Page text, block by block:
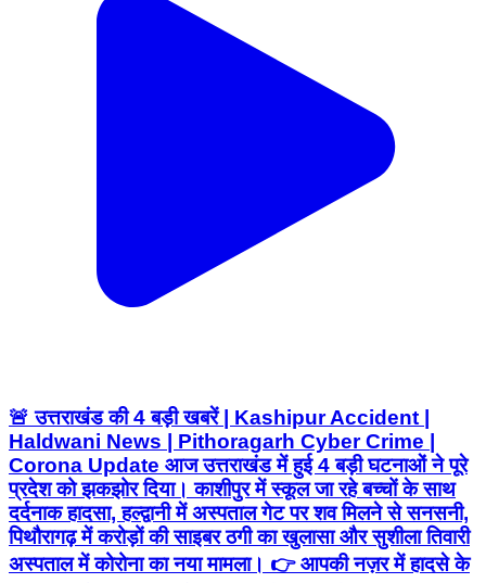
🚨 उत्तराखंड की 4 बड़ी खबरें | Kashipur Accident |
Haldwani News | Pithoragarh Cyber Crime |
Corona Update आज उत्तराखंड में हुई 4 बड़ी घटनाओं ने पूरे
प्रदेश को झकझोर दिया। काशीपुर में स्कूल जा रहे बच्चों के साथ
दर्दनाक हादसा, हल्द्वानी में अस्पताल गेट पर शव मिलने से सनसनी,
पिथौरागढ़ में करोड़ों की साइबर ठगी का खुलासा और सुशीला तिवारी
अस्पताल में कोरोना का नया मामला। 👉 आपकी नज़र में हादसे के